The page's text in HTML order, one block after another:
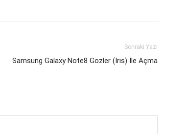
Sonraki Yazı
Samsung Galaxy Note8 Gözler (İris) İle Açma